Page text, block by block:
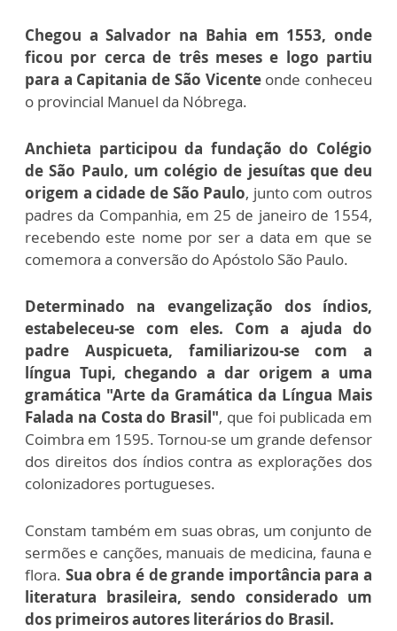
Chegou a Salvador na Bahia em 1553, onde
ficou por cerca de três meses e logo partiu
para a Capitania de São Vicenteonde conheceu
o provincial Manuel da Nóbrega.
Anchieta participou da fundação do Colégio
de São Paulo, um colégio de jesuítas que deu
origem a cidade de São Paulo, junto com outros
padres da Companhia, em 25 de janeiro de 1554,
recebendo este nome por ser a data em que se
comemora a conversão do Apóstolo São Paulo.
Determinado na evangelização dos índios,
estabeleceu-se com eles. Com a ajuda do
padre Auspicueta, familiarizou-se com a
língua Tupi, chegando a dar origem a uma
gramática "Arte da Gramática da Língua Mais
Falada na Costa do Brasil", que foi publicada em
Coimbra em 1595. Tornou-se um grande defensor
dos direitos dos índios contra as explorações dos
colonizadores portugueses.
Constam também em suas obras, um conjunto de
sermões e canções, manuais de medicina, fauna e
flora. Sua obra é de grande importância para a
literatura brasileira, sendo considerado um
dos primeiros autores literários do Brasil.